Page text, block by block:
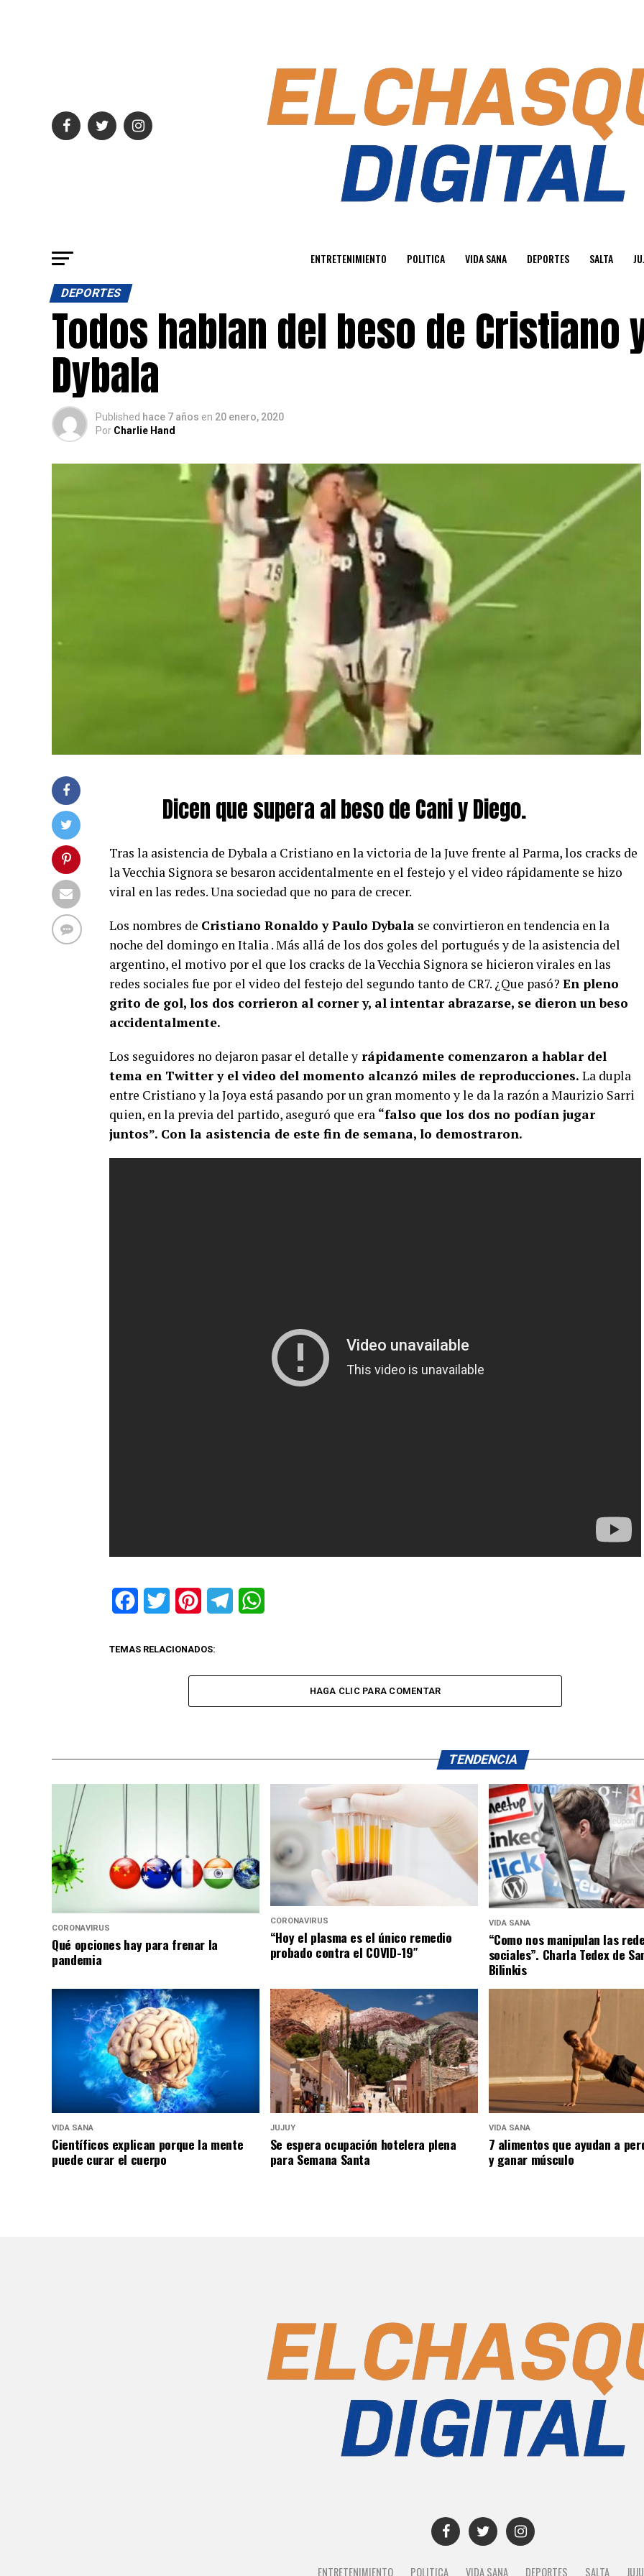
ENTRETENIMIENTO POLITICA VIDA SANA DEPORTES SALTA
DEPORTES
Todos hablan del beso de Cristiano
Dybala
Published hace 7 años en 20 enero, 2020
Por Charlie Hand
Dicen que supera al beso de Cani y Diego.
Tras la asistencia de Dybala a Cristiano en la victoria de la Juve frente al Parma, los cracks de
la Vecchia Signora se besaron accidentalmente en el festejo y el video rápidamente se hizo
viral en las redes. Una sociedad que no para de crecer.
Los nombres de Cristiano Ronaldo y Paulo Dybala se convirtieron en tendencia en la
noche del domingo en Italia . Más allá de los dos goles del portugués y de la asistencia del
argentino, el motivo por el que los cracks de la Vecchia Signora se hicieron virales en las
redes sociales fue por el video del festejo del segundo tanto de CR7. ¿Que pasó? En pleno
grito de gol, los dos corrieron al corner y, al intentar abrazarse, se dieron un beso
accidentalmente.
Los seguidores no dejaron pasar el detalle y rápidamente comenzaron a hablar del
tema en Twitter y el video del momento alcanzó miles de reproducciones. La dupla
entre Cristiano y la Joya está pasando por un gran momento y le da la razón a Maurizio Sarri
quien, en la previa del partido, aseguró que era “falso que los dos no podían jugar
juntos”. Con la asistencia de este fin de semana, lo demostraron.
FacebookTwitter PinterestTelegram
TEMAS RELACIONADOS:
HAGA CLIC PARA COMENTAR
TENDENCIA
CORONAVIRUS
Qué opciones hay para frenar la
pandemia
CORONAVIRUS
“Hoy el plasma es el único remedio
probado contra el COVID-19″
VIDA SANA
“Como nos manipulan las
sociales”. Charla Tedex de
Bilinkis
VIDA SANA
Científicos explican porque la mente
puede curar el cuerpo
JUJUY
Se espera ocupación hotelera plena
para Semana Santa
VIDA SANA
7 alimentos que ayudan a
y ganar músculo
ENTRETENIMIENTO POLITICA VIDA SANA DEPORTES SALTA